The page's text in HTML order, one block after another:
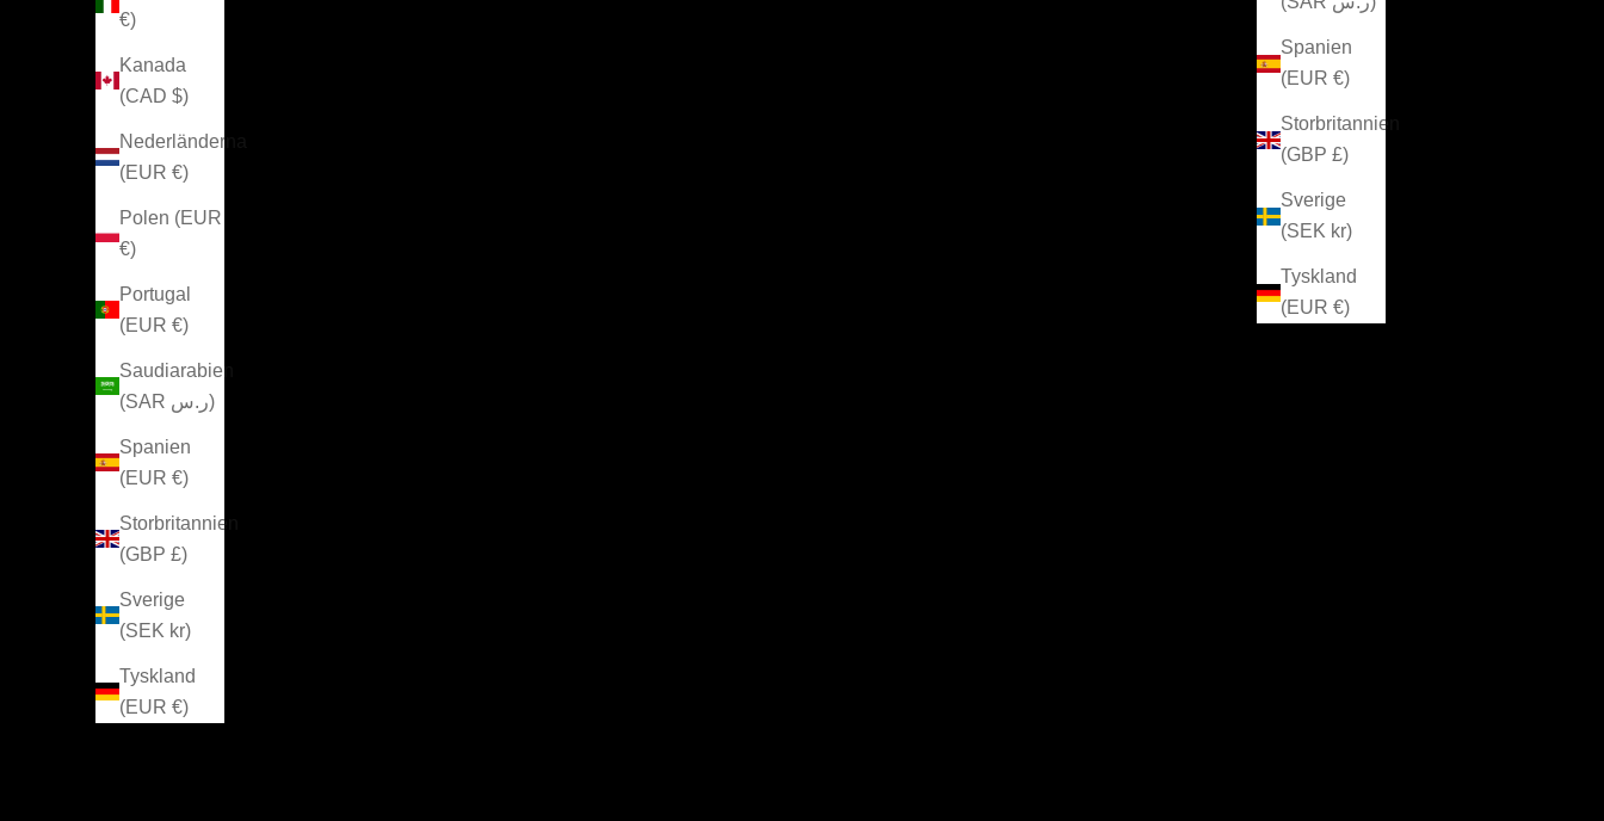
Spanien
(EUR €)
Storbritannien
(GBP £)
Sverige
(SEK kr)
Tyskland
(EUR €)
€)
Kanada
(CAD $)
Nederländerna
(EUR €)
Polen (EUR
€)
Portugal
(EUR €)
Saudiarabien
(SAR ر.س)
Spanien
(EUR €)
Storbritannien
(GBP £)
Sverige
(SEK kr)
Tyskland
(EUR €)